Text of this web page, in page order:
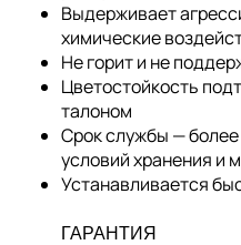
Выдерживает
химические
Не горит и не
Цветостойкость
талоном
Срок службы —
условий хранения и
Устанавливается
ГАРАНТИЯ